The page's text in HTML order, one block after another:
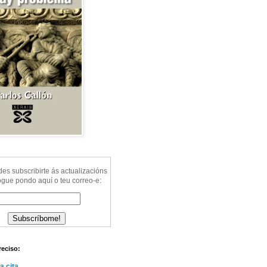
subscribirte ás actualizacións
pondo aquí o teu correo-e: